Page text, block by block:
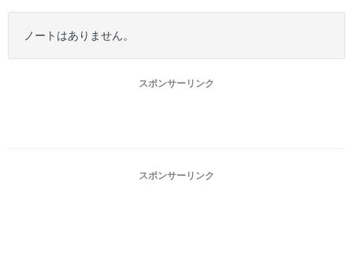
ノートはありません。
スポンサーリンク
スポンサーリンク